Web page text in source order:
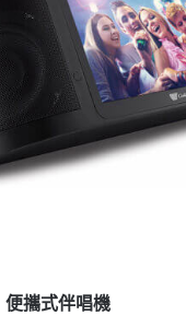
攜式伴唱機